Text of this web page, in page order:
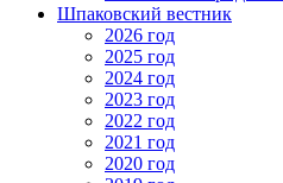
Шпаковский вестник
2026 год
2025 год
2024 год
2023 год
2022 год
2021 год
2020 год